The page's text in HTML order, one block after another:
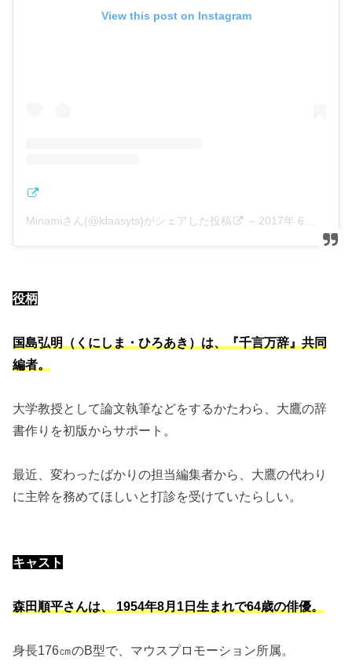
View this post on Instagram
Minamiさん(@ldaasyts)がシェアした投稿 – 2017年 6月月5日午後8時43分PDT
役柄
国島弘明（くにしま・ひろあき）は、『千言万辞』共同
編者。
大学教授として論文執筆などをするかたわら、大鷹の辞
書作りを初版からサポート。
最近、変わったばかりの担当編集者から、大鷹の代わり
に主幹を務めてほしいと打診を受けていたらしい。
キャスト
森田順平さんは、 1954年8月1日生まれで64歳の俳優。
身長176㎝のB型で、マウスプロモーション所属。